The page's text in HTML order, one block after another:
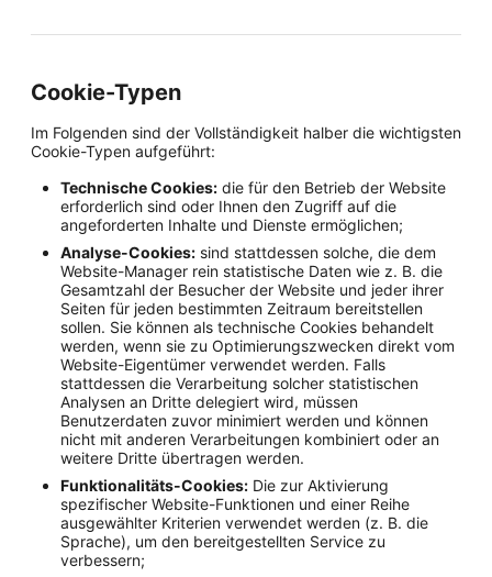
Cookie-Typen
Im Folgenden sind der Vollständigkeit halber die wichtigsten
Cookie-Typen aufgeführt:
Technische Cookies: die für den Betrieb der Website
erforderlich sind oder Ihnen den Zugriff auf die
angeforderten Inhalte und Dienste ermöglichen;
Analyse-Cookies: sind stattdessen solche, die dem
Website-Manager rein statistische Daten wie z. B. die
Gesamtzahl der Besucher der Website und jeder ihrer
Seiten für jeden bestimmten Zeitraum bereitstellen
sollen. Sie können als technische Cookies behandelt
werden, wenn sie zu Optimierungszwecken direkt vom
Website-Eigentümer verwendet werden. Falls
stattdessen die Verarbeitung solcher statistischen
Analysen an Dritte delegiert wird, müssen
Benutzerdaten zuvor minimiert werden und können
nicht mit anderen Verarbeitungen kombiniert oder an
weitere Dritte übertragen werden.
Funktionalitäts-Cookies: Die zur Aktivierung
spezifischer Website-Funktionen und einer Reihe
ausgewählter Kriterien verwendet werden (z. B. die
Sprache), um den bereitgestellten Service zu
verbessern;